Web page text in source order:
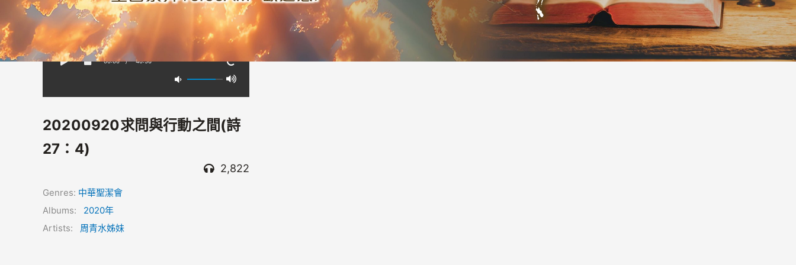
00:00 / -40:56
20200920求問與行動之間(詩
27：4)
2,822
Genres: 中華聖潔會
Albums: 2020年
Artists: 周青水姊妹